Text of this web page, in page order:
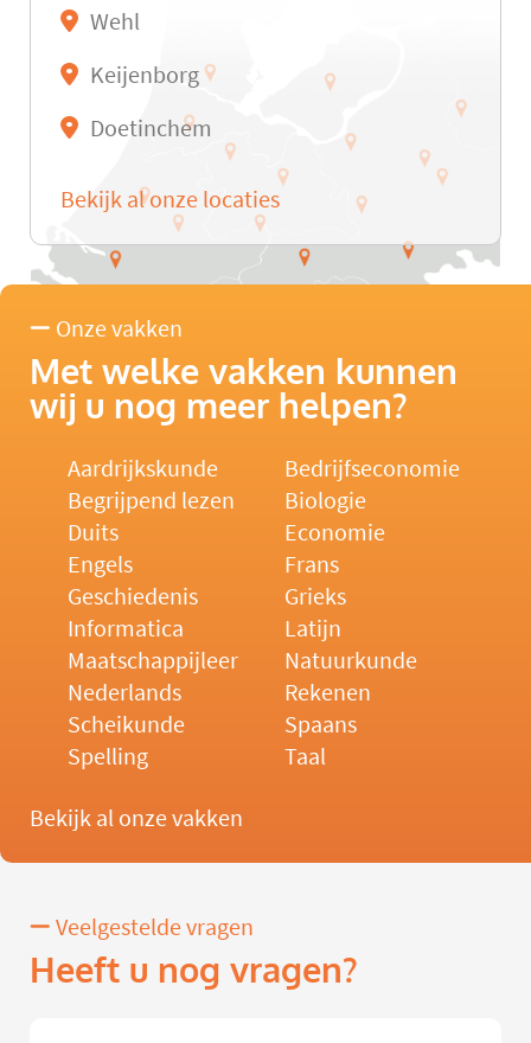
Wehl
Keijenborg
Doetinchem
Bekijk al onze locaties
Onze vakken
Met welke vakken kunnen
wij u nog meer helpen?
Aardrijkskunde
Bedrijfseconomie
Begrijpend lezen
Biologie
Duits
Economie
Engels
Frans
Geschiedenis
Grieks
Informatica
Latijn
Maatschappijleer
Natuurkunde
Nederlands
Rekenen
Scheikunde
Spaans
Spelling
Taal
Bekijk al onze vakken
Veelgestelde vragen
Heeft u nog vragen?